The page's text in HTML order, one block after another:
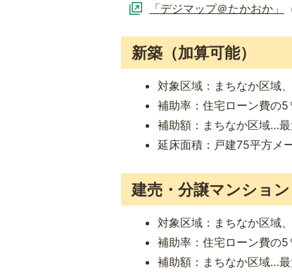
「デジマップ＠たかおか」
新築（加算可能）
対象区域：まちなか区域
補助率：住宅ローン費の5
補助額：まちなか区域…
延床面積：戸建75平方メ
建売・分譲マンション
対象区域：まちなか区域
補助率：住宅ローン費の5
補助額：まちなか区域…